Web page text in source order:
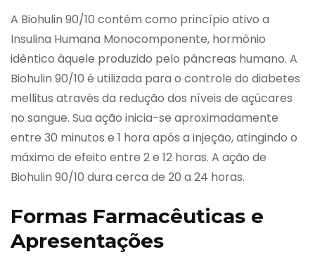
A Biohulin 90/10 contém como princípio ativo a
Insulina Humana Monocomponente, hormônio
idêntico àquele produzido pelo pâncreas humano. A
Biohulin 90/10 é utilizada para o controle do diabetes
mellitus através da redução dos níveis de açúcares
no sangue. Sua ação inicia-se aproximadamente
entre 30 minutos e 1 hora após a injeção, atingindo o
máximo de efeito entre 2 e 12 horas. A ação de
Biohulin 90/10 dura cerca de 20 a 24 horas.
Formas Farmacêuticas e
Apresentações